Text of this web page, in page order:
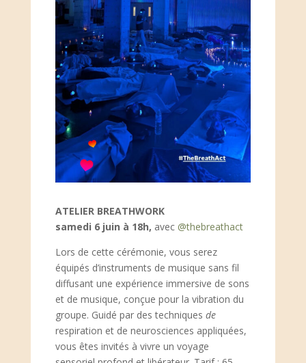
ATELIER BREATHWORK
samedi 6 juin à 18h, avec @thebreathact
Lors de cette cérémonie, vous serez
équipés d’instruments de musique sans fil
diffusant une expérience immersive de sons
et de musique, conçue pour la vibration du
groupe. Guidé par des techniques de
respiration et de neurosciences appliquées,
vous êtes invités à vivre un voyage